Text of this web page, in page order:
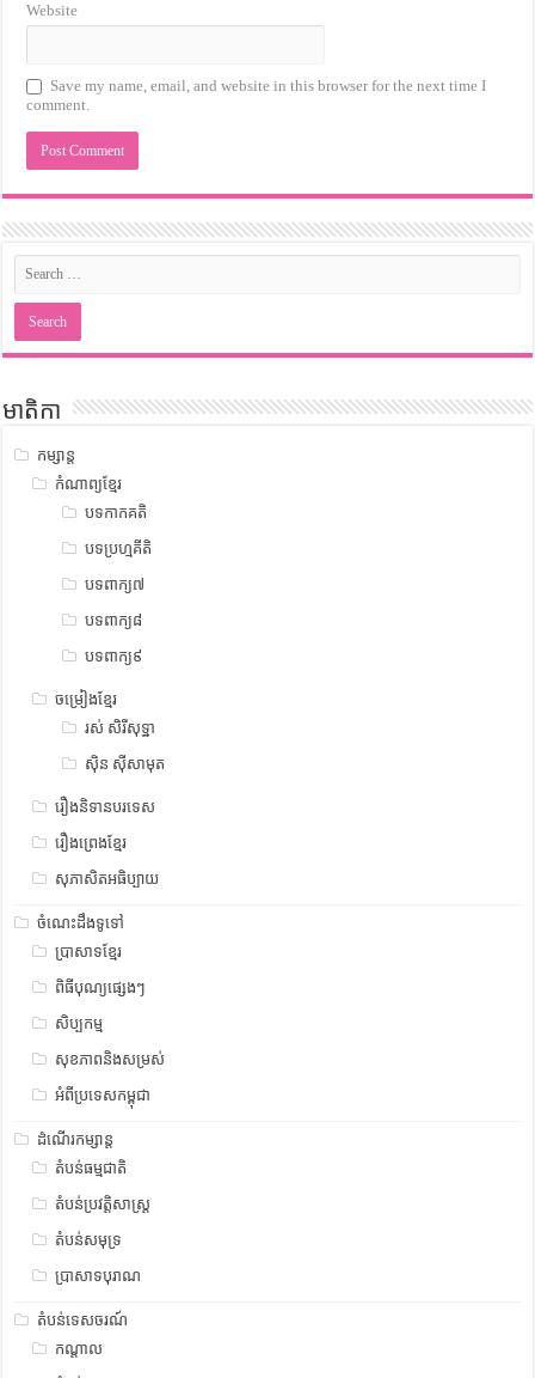
Website
Save my name, email, and website in this browser for the next time I
comment.
មាតិកា
កម្សាន្ត
កំណាព្យខ្មែរ
បទកាកគតិ
បទប្រហ្មគីតិ
បទពាក្យ៧
បទពាក្យ៨
បទពាក្យ៩
ចម្រៀងខ្មែរ
រស់ សិរីសុទ្ឋា
ស៊ិន ស៊ីសាមុត
រឿងនិទានបរទេស
រឿងព្រេងខ្មែរ
សុភាសិតអធិប្បាយ
ចំណេះដឹងទូទៅ
ប្រាសាទខ្មែរ
ពិធីបុណ្យផ្សេងៗ
សិប្បកម្ម
សុខភាពនិងសម្រស់
អំពីប្រទេសកម្ពុជា
ដំណើរកម្សាន្ត
តំបន់ធម្មជាតិ
តំបន់ប្រវត្តិសាស្រ្ត
តំបន់សមុទ្រ
ប្រាសាទបុរាណ
តំបន់ទេសចរណ៍
កណ្តាល